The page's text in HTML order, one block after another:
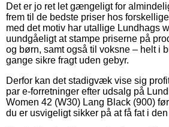
Det er jo ret let gængeligt for
frem til de bedste priser hos
med det motiv har utallige Lundhags
uundgåeligt at stampe priserne på
og børn, samt også til voksne – helt i
gange sikre fragt uden gebyr.
Derfor kan det stadigvæk vise sig
par e-forretninger efter udsalg på
Women 42 (W30) Lang Black (900)
du er usvigeligt sikker på at få fat i